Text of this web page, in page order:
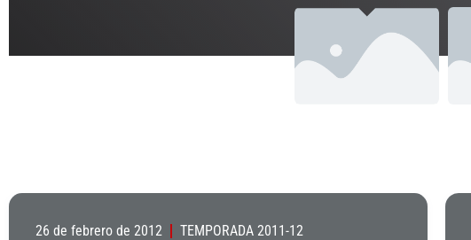
26 de febrero de 2012 TEMPORADA 2011-12